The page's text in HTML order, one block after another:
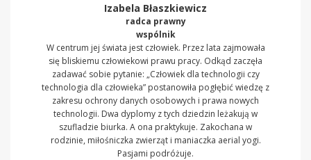
Izabela Błaszkiewicz
radca prawny
wspólnik
W centrum jej świata jest człowiek. Przez lata zajmowała
się bliskiemu człowiekowi prawu pracy. Odkąd zaczęła
zadawać sobie pytanie: „Człowiek dla technologii czy
technologia dla człowieka” postanowiła pogłębić wiedzę z
zakresu ochrony danych osobowych i prawa nowych
technologii. Dwa dyplomy z tych dziedzin leżakują w
szufladzie biurka. A ona praktykuje. Zakochana w
rodzinie, miłośniczka zwierząt i maniaczka aerial yogi.
Pasjami podróżuje.